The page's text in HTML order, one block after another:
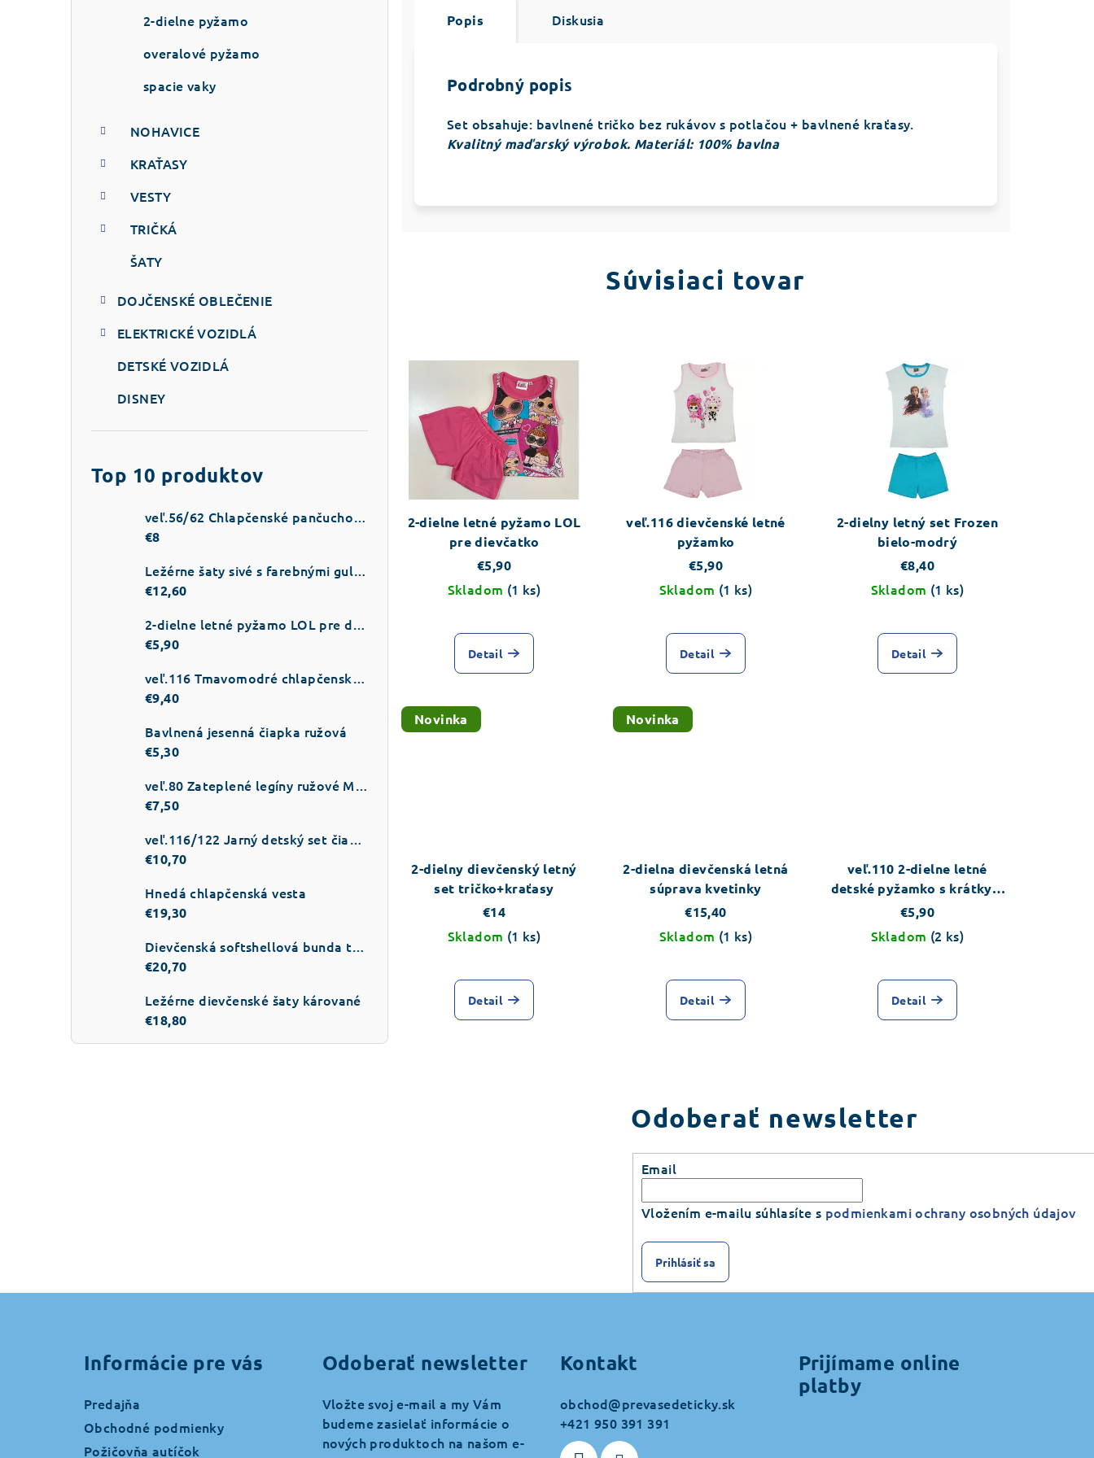
2-dielne pyžamo
overalové pyžamo
spacie vaky
NOHAVICE
KRAŤASY
VESTY
TRIČKÁ
ŠATY
DOJČENSKÉ OBLEČENIE
ELEKTRICKÉ VOZIDLÁ
DETSKÉ VOZIDLÁ
DISNEY
Top 10 produktov
veľ.56/62 Chlapčenské pančuchové nohavice na traky tmavomodré
€8
Ležérne šaty sivé s farebnými guličkami
€12,60
2-dielne letné pyžamo LOL pre dievčatko
€5,90
veľ.116 Tmavomodré chlapčenské tepláky
€9,40
Bavlnená jesenná čiapka ružová
€5,30
veľ.80 Zateplené legíny ružové Marie cica
€7,50
veľ.116/122 Jarný detský set čiapka a šál v popolavo sivej farbe
€10,70
Hnedá chlapčenská vesta
€19,30
Dievčenská softshellová bunda tmavo-ružová
€20,70
Ležérne dievčenské šaty kárované
€18,80
Popis Diskusia
Podrobný popis
Set obsahuje: bavlnené tričko bez rukávov s potlačou + bavlnené kraťasy.
Kvalitný maďarský výrobok. Materiál: 100% bavlna
Súvisiaci tovar
2-dielne letné pyžamo LOL
pre dievčatko
€5,90
Skladom (1 ks)
Detail
veľ.116 dievčenské letné
pyžamko
€5,90
Skladom (1 ks)
Detail
2-dielny letný set Frozen
bielo-modrý
€8,40
Skladom (1 ks)
Detail
Novinka
2-dielny dievčenský letný
set tričko+kraťasy
€14
Skladom (1 ks)
Detail
Novinka
2-dielna dievčenská letná
súprava kvetinky
€15,40
Skladom (1 ks)
Detail
veľ.110 2-dielne letné
detské pyžamko s krátkym
rukávom
€5,90
Skladom (2 ks)
Detail
Odoberať newsletter
Email
Vložením e-mailu súhlasíte s podmienkami ochrany osobných údajov
Prihlásiť sa
Informácie pre vás
Predajňa
Obchodné podmienky
Požičovňa autíčok
Odoberať newsletter
Vložte svoj e-mail a my Vám
budeme zasielať informácie o
nových produktoch na našom e-
Kontakt
obchod@prevasedeticky.sk
+421 950 391 391
Prijímame online
platby